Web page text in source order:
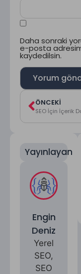
Daha sonraki
e-posta
kaydedilsin.
ÖNCEKI
Yayınlayan
Engin
Deniz
Yerel
SEO,
SEO